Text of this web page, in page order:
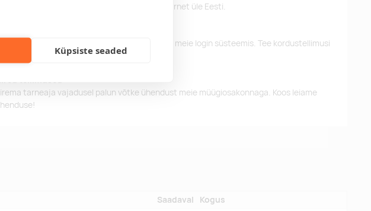
Küpsiste seaded
500 euro tellimuste puhul pakume tasuta tarnet üle Eesti.
oma olemasolevaid ning eelnevaid tellimusi meie login süsteemis. Tee kordustellimusi
tellimused
tarneaja vajadusel palun võtke ühendust meie müügiosakonnaga. Koos leiame
Saadaval Kogus